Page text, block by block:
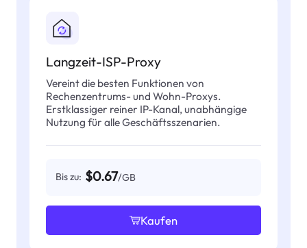
Langzeit-ISP-Proxy
Vereint die besten Funktionen von
Rechenzentrums- und Wohn-Proxys.
Erstklassiger reiner IP-Kanal, unabhängige
Nutzung für alle Geschäftsszenarien.
Bis zu: $0.67/GB
Kaufen